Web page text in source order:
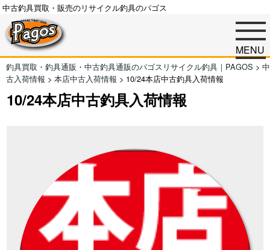
中古釣具買取・販売のリサイクル釣具のパゴス
MENU
釣具買取・釣具通販・中古釣具通販のパゴスリサイクル釣具｜PAGOS > 中
古入荷情報 > 本店中古入荷情報 > 10/24本店中古釣具入荷情報
10/24本店中古釣具入荷情報